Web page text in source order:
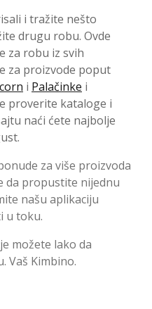
i tražite nešto
drugu robu. Ovde
za robu iz svih
za proizvode poput
i Palačinke i
proverite kataloge i
naći ćete najbolje
za više proizvoda
da propustite nijednu
našu aplikaciju
u toku.
možete lako da
Vaš Kimbino.